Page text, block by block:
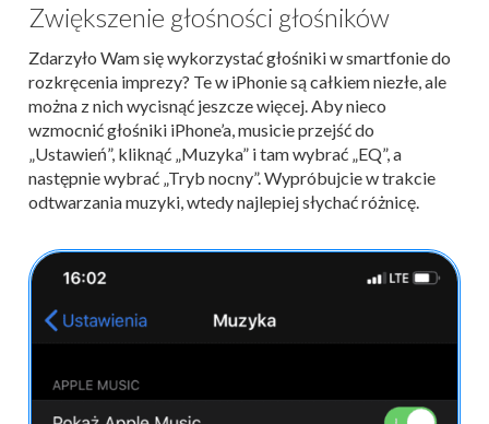
Zwiększenie głośności głośników
Zdarzyło Wam się wykorzystać głośniki w smartfonie do
rozkręcenia imprezy? Te w iPhonie są całkiem niezłe, ale
można z nich wycisnąć jeszcze więcej. Aby nieco
wzmocnić głośniki iPhone’a, musicie przejść do
„Ustawień”, kliknąć „Muzyka” i tam wybrać „EQ”, a
następnie wybrać „Tryb nocny”. Wypróbujcie w trakcie
odtwarzania muzyki, wtedy najlepiej słychać różnicę.